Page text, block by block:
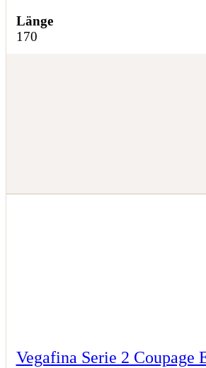
Länge
170
Vegafina Serie 2 Coupage